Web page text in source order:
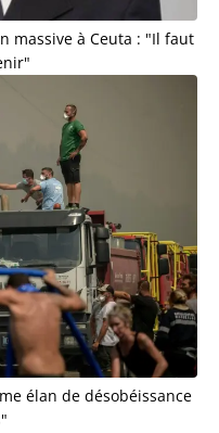
massive à Ceuta : "Il faut
élan de désobéissance